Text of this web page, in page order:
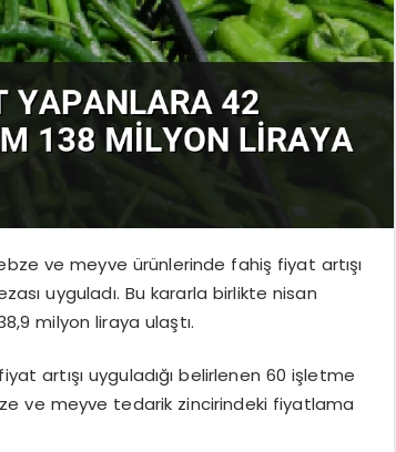
ve meyve ürünlerinde fahiş fiyat artışı
uyguladı. Bu kararla birlikte nisan
milyon liraya ulaştı.
artışı uyguladığı belirlenen 60 işletme
ve meyve tedarik zincirindeki fiyatlama